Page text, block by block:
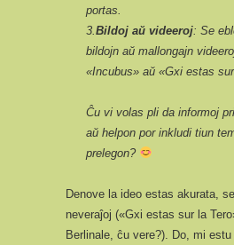
portas.
3.Bildoj aŭ videeroj: Se
bildojn aŭ mallongajn
«Incubus» aŭ «Gxi estas
Ĉu vi volas pli da informoj
aŭ helpon por inkludi tiun
prelegon?
Denove la ideo estas akurata,
neveraĵoj («Gxi estas sur la
Berlinale, ĉu vere?). Do, mi